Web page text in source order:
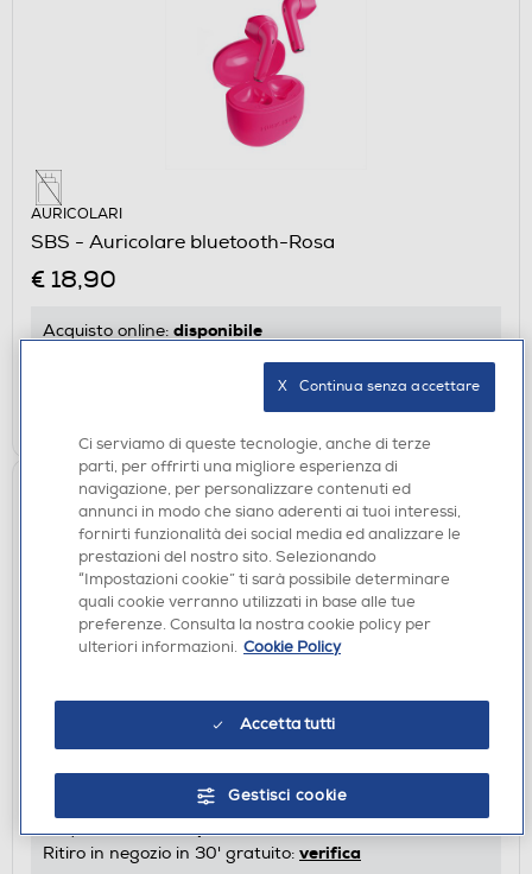
AURICOLARI
SBS - Auricolare bluetooth-Rosa
€ 18,90
Acquisto online: disponibile
AGGIUNGI
SBS - Camera glass TESINCAMGLIP15 iPhone
€ 14,90
Ritiro in negozio in 30' gratuito: verifica
Ci serviamo di queste tecnologie, anche di terze
parti, per offrirti una migliore esperienza di
navigazione, per personalizzare contenuti ed
annunci in modo che siano aderenti ai tuoi interessi,
fornirti funzionalità dei social media ed analizzare le
prestazioni del nostro sito. Selezionando
“Impostazioni cookie” ti sarà possibile determinare
quali cookie verranno utilizzati in base alle tue
preferenze. Consulta la nostra cookie policy per
ulteriori informazioni. Cookie Policy
Accetta tutti
Gestisci cookie
X   Continua senza accettare